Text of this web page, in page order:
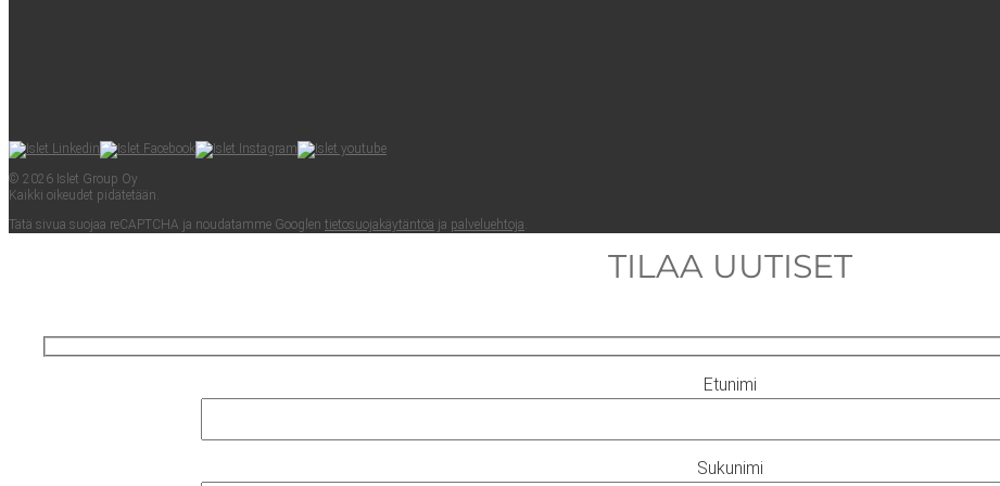
© 2026 Islet Group Oy
Kaik­ki oikeu­det pidätetään.
Tätä sivua suo­jaa reCAPTC­HA ja nou­da­tam­me Googlen tie­to­suo­ja­käy­tän­töä ja pal­ve­lueh­to­ja
TILAA UUTISET
Etunimi
Sukunimi